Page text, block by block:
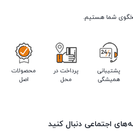
پشتیبانی
همیشگی
پرداخت در
محل
محصولات
اصل
اجتماعی دنبال کنید